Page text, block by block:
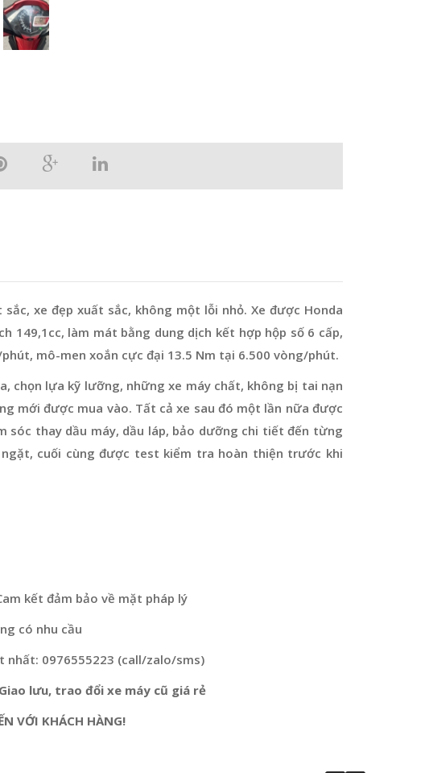
xe đẹp xuất sắc, không một lỗi nhỏ. Xe được Honda
149,1cc, làm mát bằng dung dịch kết hợp hộp số 6 cấp,
mô-men xoắn cực đại 13.5 Nm tại 6.500 vòng/phút.
chọn lựa kỹ lưỡng, những xe máy chất, không bị tai nạn
mới được mua vào. Tất cả xe sau đó một lần nữa được
sóc thay dầu máy, dầu láp, bảo dưỡng chi tiết đến từng
cuối cùng được test kiểm tra hoàn thiện trước khi
kết đảm bảo về mặt pháp lý
có nhu cầu
0976555223 (call/zalo/sms)
lưu, trao đổi xe máy cũ giá rẻ
VỚI KHÁCH HÀNG!